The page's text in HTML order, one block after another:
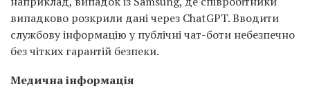
випадково розкрили дані через ChatGPT. Вводити
службову інформацію у публічні чат-боти небезпечно
без чітких гарантій безпеки.
Медична інформація